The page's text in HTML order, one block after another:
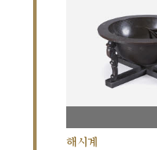
해시계